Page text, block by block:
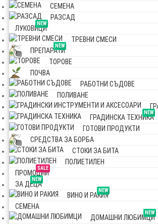
СЕМЕНА
РАЗСАД
NEW
ЛУКОВИЦИ
ТРЕВНИ СМЕСИ
NEW
ПРЕПАРАТИ
ТОРОВЕ
ПОЧВА
РАБОТНИ СЪДОВЕ
ПОЛИВАНЕ
NEW
ГРАДИНСКА ТЕХНИКА
ГОТОВИ ПРОДУКТИ
СРЕДСТВА ЗА БОРБА
СТОКИ ЗА БИТА
ПОЛИЕТИЛЕН
SALE
ПРОМОЦИИ
NEW
ЗА ДЕЦА
NEW
ВИНО И РАКИЯ
СЕМЕНА
NEW
ДОМАШНИ ЛЮБИМЦИ